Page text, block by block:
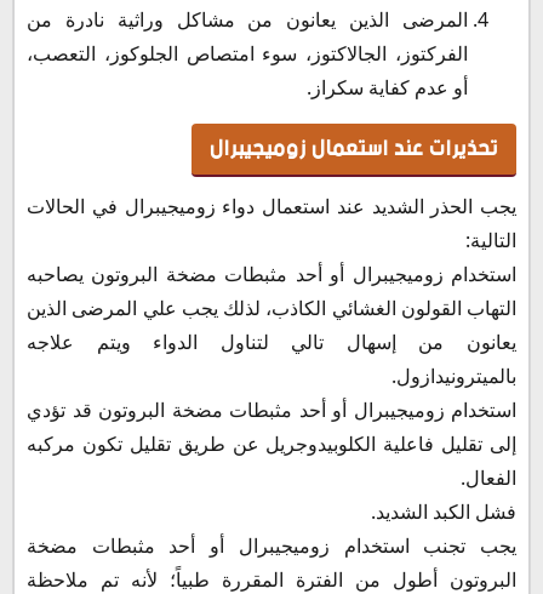
المرضى الذين يعانون من مشاكل وراثية نادرة من
الفركتوز، الجالاكتوز، سوء امتصاص الجلوكوز، التعصب،
أو عدم كفاية سكراز.
تحذيرات عند استعمال زوميجيبرال
يجب الحذر الشديد عند استعمال دواء زوميجيبرال في الحالات
التالية:
استخدام زوميجيبرال أو أحد مثبطات مضخة البروتون يصاحبه
التهاب القولون الغشائي الكاذب، لذلك يجب علي المرضى الذين
يعانون من إسهال تالي لتناول الدواء ويتم علاجه
بالميترونيدازول.
استخدام زوميجيبرال أو أحد مثبطات مضخة البروتون قد تؤدي
إلى تقليل فاعلية الكلوبيدوجريل عن طريق تقليل تكون مركبه
الفعال.
فشل الكبد الشديد.
يجب تجنب استخدام زوميجيبرال أو أحد مثبطات مضخة
البروتون أطول من الفترة المقررة طبياً؛ لأنه تم ملاحظة